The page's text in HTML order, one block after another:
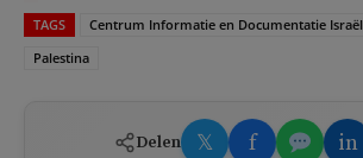
TAGS Centrum Informatie en Documentatie Israël
Palestina
Delen 𝕏 f in